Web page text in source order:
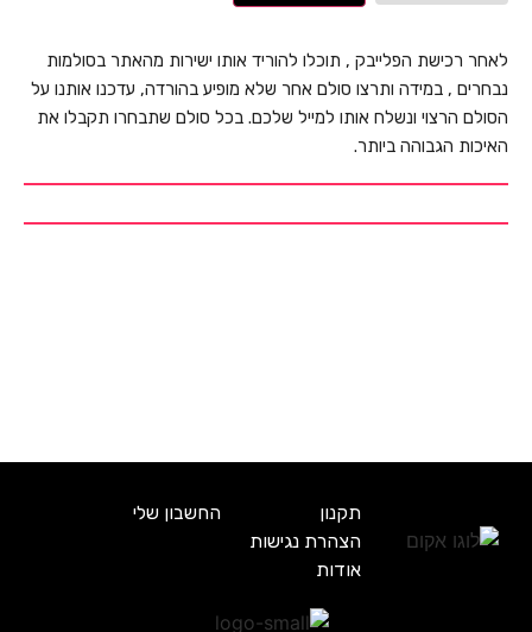
לאחר רכישת הפלייבק , תוכלו להוריד אותו ישירות מהאתר בסולמות
נבחרים , במידה ותרצו סולם אחר שלא מופיע בהורדה, עדכנו אותנו על
הסולם הרצוי ונשלח אותו למייל שלכם. בכל סולם שתבחרו תקבלו את
האיכות הגבוהה ביותר.
תקנון
החשבון שלי
הצהרת נגישות
אודות